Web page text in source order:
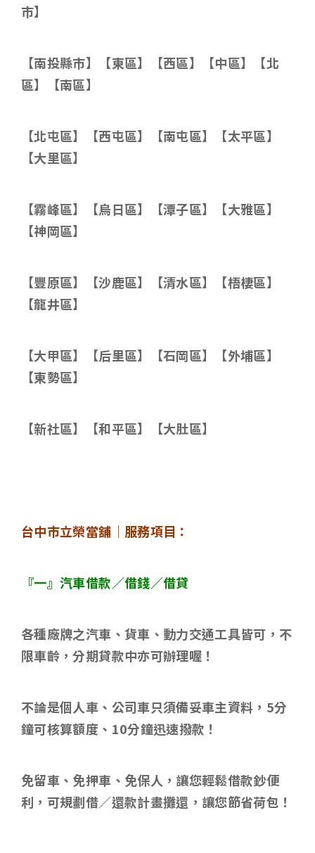
市】
【南投縣市】【東區】【西區】【中區】【北
區】【南區】
【北屯區】【西屯區】【南屯區】【太平區】
【大里區】
【霧峰區】【烏日區】【潭子區】【大雅區】
【神岡區】
【豐原區】【沙鹿區】【清水區】【梧棲區】
【龍井區】
【大甲區】【后里區】【石岡區】【外埔區】
【東勢區】
【新社區】【和平區】【大肚區】
台中市立榮當舖｜服務項目：
『一』汽車借款／借錢／借貸
各種廠牌之汽車、貨車、動力交通工具皆可，不
限車齡，分期貸款中亦可辦理喔！
不論是個人車、公司車只須備妥車主資料， 5分
鐘可核算額度、 10分鐘迅速撥款！
免留車、免押車、免保人，讓您輕鬆借款鈔便
利，可規劃借／還款計畫攤還，讓您節省荷包！